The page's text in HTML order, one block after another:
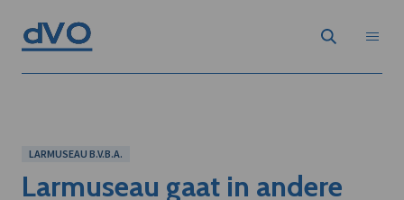
LARMUSEAU B.V.B.A.
Larmuseau gaat in andere